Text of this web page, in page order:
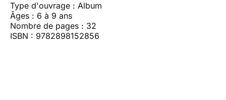
Type d'ouvrage : Album
Âges : 6 à 9 ans
Nombre de pages : 32
ISBN : 9782898152856